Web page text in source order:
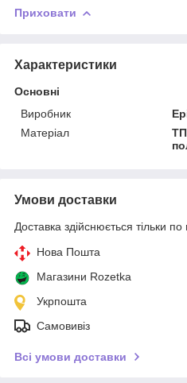
Приховати
Характеристики
Основні
Виробник
Матеріал
Умови доставки
Доставка здійснюється тільки по
Нова Пошта
Магазини Rozetka
Укрпошта
Самовивіз
Всі умови доставки